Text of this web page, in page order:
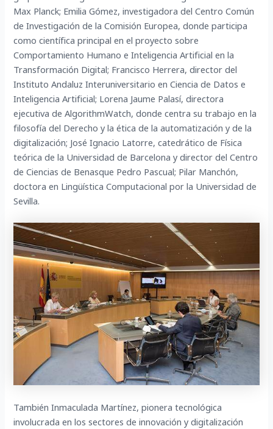
Max Planck; Emilia Gómez, investigadora del Centro Común
de Investigación de la Comisión Europea, donde participa
como científica principal en el proyecto sobre
Comportamiento Humano e Inteligencia Artificial en la
Transformación Digital; Francisco Herrera, director del
Instituto Andaluz Interuniversitario en Ciencia de Datos e
Inteligencia Artificial; Lorena Jaume Palasí, directora
ejecutiva de AlgorithmWatch, donde centra su trabajo en la
filosofía del Derecho y la ética de la automatización y de la
digitalización; José Ignacio Latorre, catedrático de Física
teórica de la Universidad de Barcelona y director del Centro
de Ciencias de Benasque Pedro Pascual; Pilar Manchón,
doctora en Lingüística Computacional por la Universidad de
Sevilla.
También Inmaculada Martínez, pionera tecnológica
involucrada en los sectores de innovación y digitalización